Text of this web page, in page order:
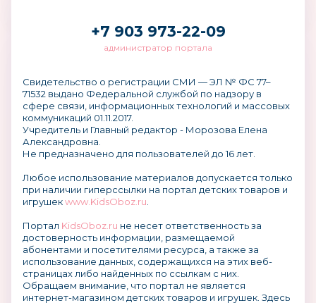
+7 903 973-22-09
администратор портала
Свидетельство о регистрации СМИ — ЭЛ № ФС 77–
71532 выдано Федеральной службой по надзору в
сфере связи, информационных технологий и массовых
коммуникаций 01.11.2017.
Учредитель и Главный редактор - Морозова Елена
Александровна.
Не предназначено для пользователей до 16 лет.
Любое использование материалов допускается только
при наличии гиперссылки на портал детских товаров и
игрушекwww.KidsOboz.ru
Портал KidsOboz.ru не несет ответственность за
достоверность информации, размещаемой
абонентами и посетителями ресурса, а также за
использование данных, содержащихся на этих веб-
страницах либо найденных по ссылкам с них.
Обращаем внимание, что портал не является
интернет-магазином детских товаров и игрушек. Здесь